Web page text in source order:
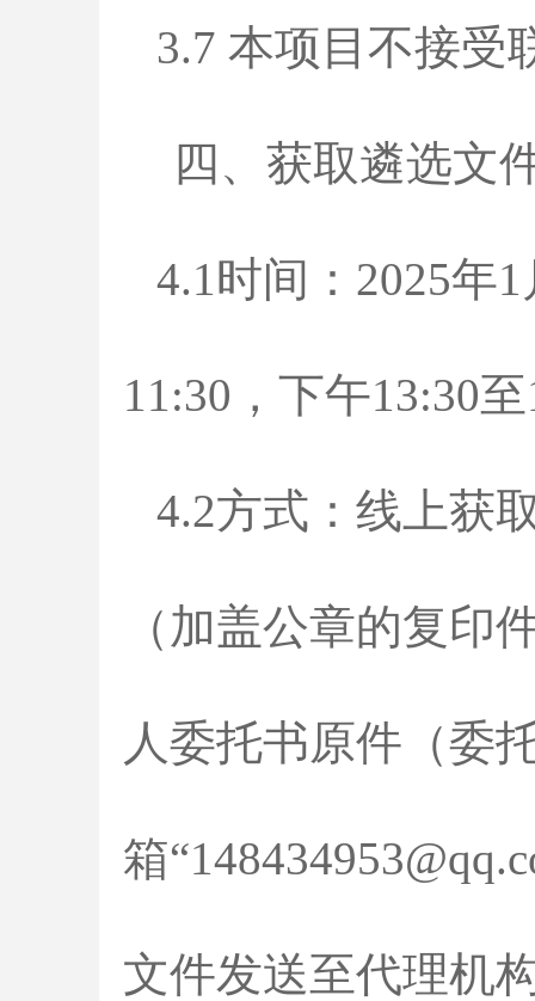
3.7 本项目不接受
四、获取遴选文
4.1时间：2025年
11:30，下午13:30
4.2方式：线上获
（加盖公章的复
人委托书原件（委
箱
文件发送至代理机